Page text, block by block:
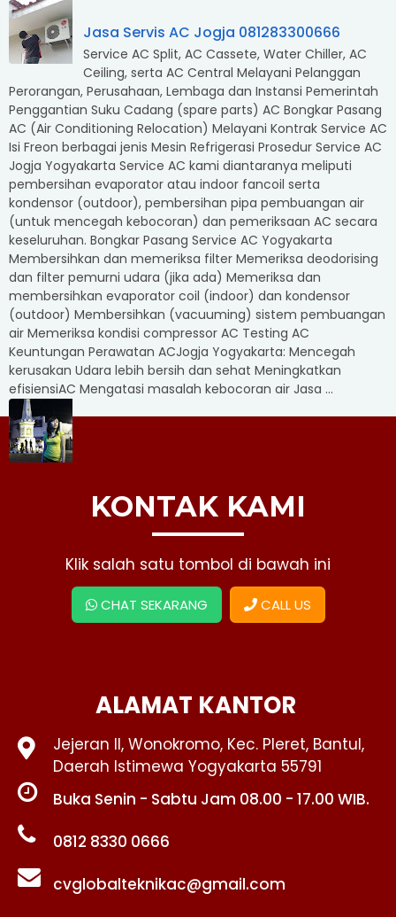
Jasa Servis AC Jogja 081283300666
Service AC Split, AC Cassete, Water Chiller, AC
Ceiling, serta AC Central Melayani Pelanggan
Perorangan, Perusahaan, Lembaga dan Instansi Pemerintah
Penggantian Suku Cadang (spare parts) AC Bongkar Pasang
AC (Air Conditioning Relocation) Melayani Kontrak Service AC
Isi Freon berbagai jenis Mesin Refrigerasi Prosedur Service AC
Jogja Yogyakarta Service AC kami diantaranya meliputi
pembersihan evaporator atau indoor fancoil serta
kondensor (outdoor), pembersihan pipa pembuangan air
(untuk mencegah kebocoran) dan pemeriksaan AC secara
keseluruhan. Bongkar Pasang Service AC Yogyakarta
Membersihkan dan memeriksa filter Memeriksa deodorising
dan filter pemurni udara (jika ada) Memeriksa dan
membersihkan evaporator coil (indoor) dan kondensor
(outdoor) Membersihkan (vacuuming) sistem pembuangan
air Memeriksa kondisi compressor AC Testing AC
Keuntungan Perawatan ACJogja Yogyakarta: Mencegah
kerusakan Udara lebih bersih dan sehat Meningkatkan
efisiensiAC Mengatasi masalah kebocoran air Jasa ...
KONTAK KAMI
Klik salah satu tombol di bawah ini
CHAT SEKARANG CALL US
ALAMAT KANTOR
Jejeran II, Wonokromo, Kec. Pleret, Bantul,
Daerah Istimewa Yogyakarta 55791
Buka Senin - Sabtu Jam 08.00 - 17.00 WIB.
0812 8330 0666
cvglobalteknikac@gmail.com